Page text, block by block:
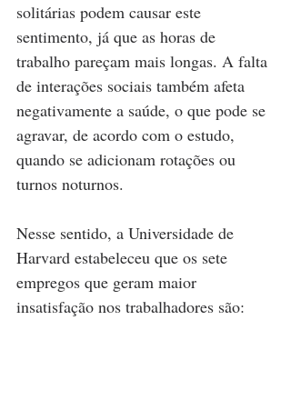
solitárias podem causar este
sentimento, já que as horas de
trabalho pareçam mais longas. A falta
de interações sociais também afeta
negativamente a saúde, o que pode se
agravar, de acordo com o estudo,
quando se adicionam rotações ou
turnos noturnos.
Nesse sentido, a Universidade de
Harvard estabeleceu que os sete
empregos que geram maior
insatisfação nos trabalhadores são: